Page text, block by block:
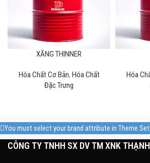
XĂNG THINNER
Hóa Chất Cơ Bản, Hóa Chất
Đặc Trưng
Hóa
You must select your brand attribute in Theme
CÔNG TY TNHH SX DV TM XNK